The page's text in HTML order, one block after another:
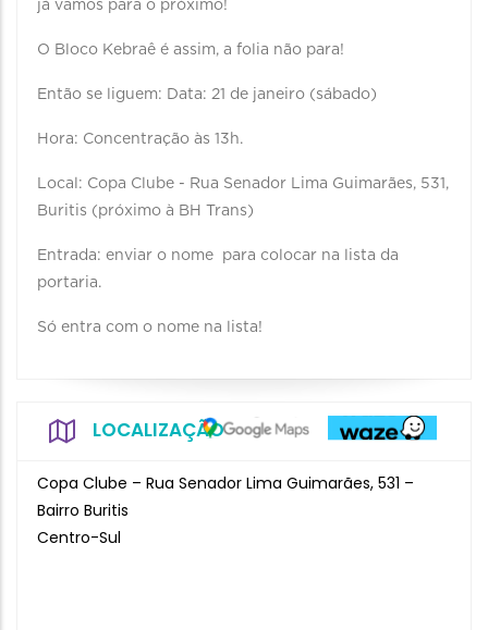
já vamos para o próximo!
O Bloco Kebraê é assim, a folia não para!
Então se liguem: Data: 21 de janeiro (sábado)
Hora: Concentração às 13h.
Local: Copa Clube - Rua Senador Lima Guimarães, 531,
Buritis (próximo à BH Trans)
Entrada: enviar o nome para colocar na lista da
portaria.
Só entra com o nome na lista!
LOCALIZAÇÃO
Copa Clube – Rua Senador Lima Guimarães, 531 –
Bairro Buritis
Centro-Sul